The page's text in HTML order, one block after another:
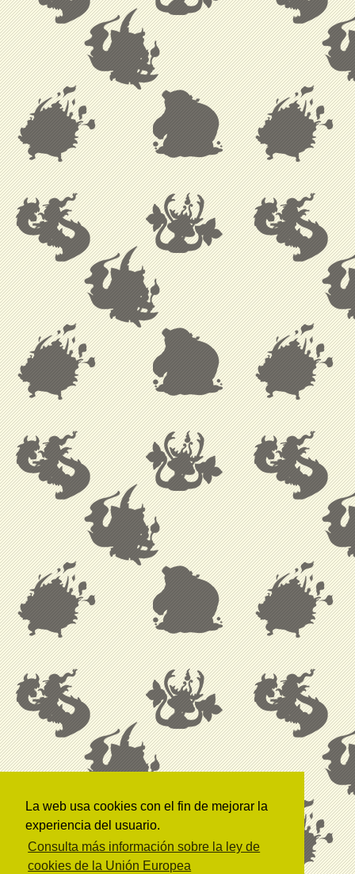
La web usa cookies con el fin de mejorar la
experiencia del usuario.
Consulta más información sobre la ley de
cookies de la Unión Europea